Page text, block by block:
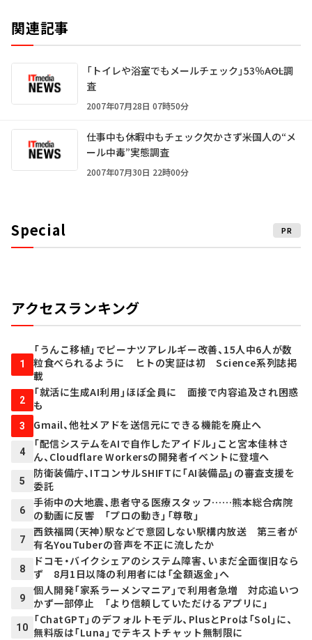
関連記事
「トイレや浴室でもメールチェック」53％――AOL調
査
2007年07月28日 07時50分
仕事中も休暇中もチェック欠かさず――米国人の“メ
ール中毒”実態調査
2007年07月30日 22時00分
Special PR
アクセスランキング
1
「うんこ移植」でピーナツアレルギー改善、15人中6人が数
粒食べられるように ヒトの実証は初 Science系列誌掲
載
2
「就活に生成AI利用」ほぼ全員に 面接で内容追及され困惑
も
3 Gmail、他社メアドを送信元にできる機能を廃止へ
4
「配信システムをAIで自作したアイドル」こと宮本佳林さ
ん、Cloudflare Workersの開発者イベントに登壇へ
5
防衛装備庁、ITコンサルSHIFTに「AI装備品」の審査支援を
委託
6
手術中の大地震、患者守る医療スタッフ……熊本総合病院
の動画に反響 「プロの動き」「尊敬」
7
西鉄福岡（天神）駅などで意図しない駅構内放送 第三者が
有名YouTuberの音声を不正に流したか
8
ドコモ・バイクシェアのシステム障害、いまだ全面復旧なら
ず 8月1日以降の利用者には「全額返金」へ
9
個人開発「家系ラーメンマニア」で利用者急増 対応追いつ
かず一部停止 「より信頼していただけるアプリに」
10
「ChatGPT」のデフォルトモデル、PlusとProは「Sol」に、
無料版は「Luna」でテキストチャット無制限に